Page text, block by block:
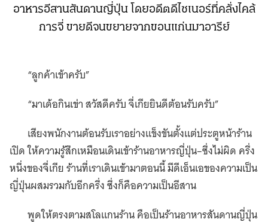
อาหารอีสานสันดานญี่ปุ่น โดยอดีตดีไซเนอร์ที่คลั่งไคล้
การจี่ ขายดีจนขยายจากขอนแก่นมาอารีย์
“ลูกค้าเข้าครับ”
“มาเด้อกินเข่า สวัสดีครับ จี่เกียยินดีต้อนรับครับ”
เสียงพนักงานต้อนรับเราอย่างแข็งขันตั้งแต่ประตูหน้าร้าน
เปิด ให้ความรู้สึกเหมือนเดินเข้าร้านอาหารญี่ปุ่น–ซึ่งไม่ผิด ครึ่ง
หนึ่งของจี่เกีย ร้านที่เราเดินเข้ามาตอนนี้ มีดีเอ็นเอของความเป็น
ญี่ปุ่นผสมรวมกับอีกครึ่ง ซึ่งก็คือความเป็นอีสาน
พูดให้ตรงตามสโลแกนร้าน คือเป็นร้านอาหารสันดานญี่ปุ่น